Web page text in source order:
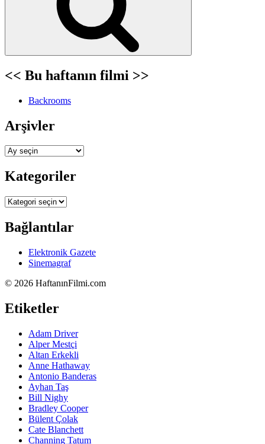
<< Bu haftanın filmi >>
Backrooms
Arşivler
Arşivler
Kategoriler
Kategoriler
Bağlantılar
Elektronik Gazete
Sinemagraf
© 2026 HaftanınFilmi.com
Etiketler
Adam Driver
Alper Mestçi
Altan Erkekli
Anne Hathaway
Antonio Banderas
Ayhan Taş
Bill Nighy
Bradley Cooper
Bülent Çolak
Cate Blanchett
Channing Tatum